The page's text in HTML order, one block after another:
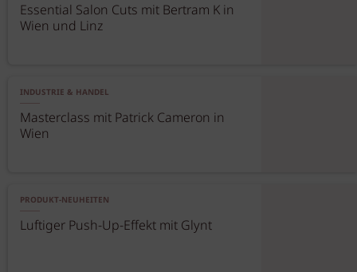
Essential Salon Cuts mit Bertram K in
Wien und Linz
INDUSTRIE & HANDEL
Masterclass mit Patrick Cameron in
Wien
PRODUKT-NEUHEITEN
Luftiger Push-Up-Effekt mit Glynt